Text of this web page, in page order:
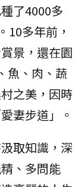
了4000多
10多年前，
景，還在園
魚、肉、蔬
之美，因時
妻步道」。
取知識，深
、多問能